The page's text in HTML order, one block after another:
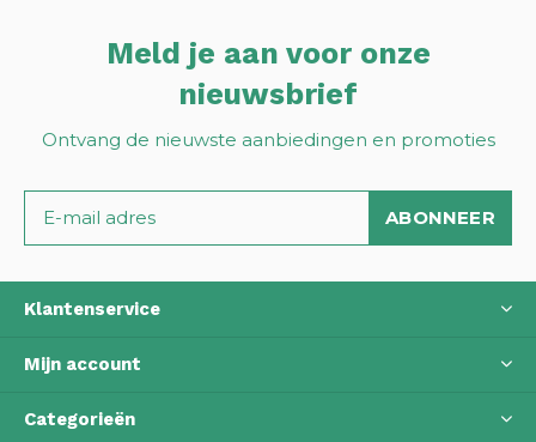
Meld je aan voor onze
nieuwsbrief
Ontvang de nieuwste aanbiedingen en promoties
ABONNEER
Klantenservice
Mijn account
Categorieën